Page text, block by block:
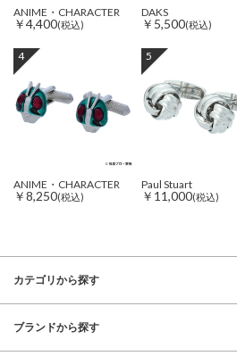
ANIME・CHARACTER
￥4,400(税込)
DAKS
￥5,500(税込)
4
ANIME・CHARACTER
￥8,250(税込)
5
Paul Stuart
￥11,000(税込)
カテゴリから探す
ブランドから探す